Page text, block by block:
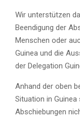
Wir unterstützen
Beendigung der
Menschen oder
Guinea und die
der Delegation
Anhand der oben
Situation in
Abschiebungen